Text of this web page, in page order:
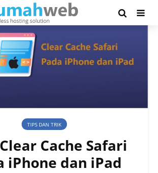
TIPS DAN TRIK
Cache Safari
iPhone dan iPad